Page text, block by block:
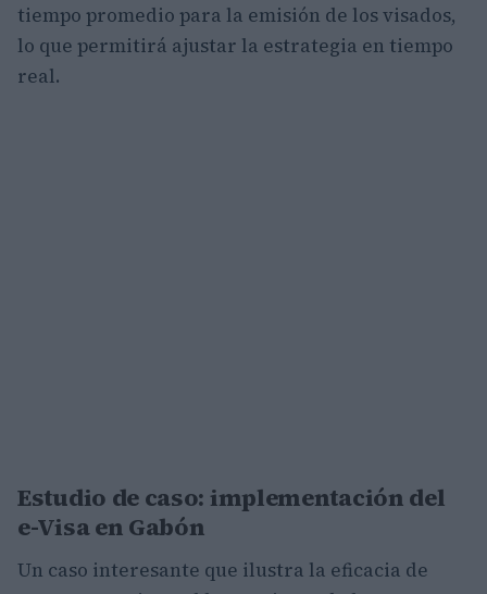
tiempo promedio para la emisión de los visados,
lo que permitirá ajustar la estrategia en tiempo
real.
Estudio de caso: implementación del
e-Visa en Gabón
Un caso interesante que ilustra la eficacia de